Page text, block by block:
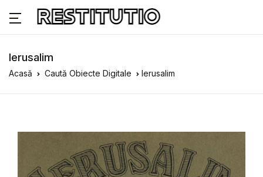
Ierusalim
Acasă Caută Obiecte Digitale Ierusalim